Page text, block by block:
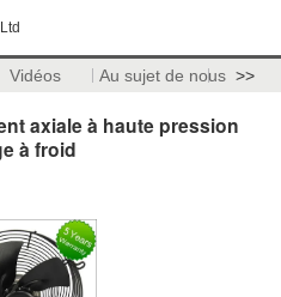
Vidéos Au sujet de nous >>
axiale à haute pression
à froid